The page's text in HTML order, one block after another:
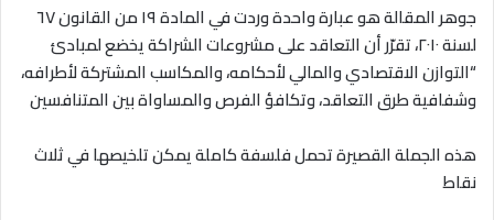
جوهر المقالة هو عبارة واحدة وردت في المادة ١٩ من القانون ٦٧
لسنة ٢٠١٠، تقرّر أن التعاقد على مشروعات الشراكة يخضع لمبادئ
“التوازن الاقتصادي والمالي لأحكامه، والمكاسب المشتركة لأطرافه،
وشفافية طرق التعاقد، وتكافؤ الفرص والمساواة بين المتنافسين
هذه الجملة القصيرة تحمل فلسفة كاملة يمكن تلخيصها في ثلاث
نقاط